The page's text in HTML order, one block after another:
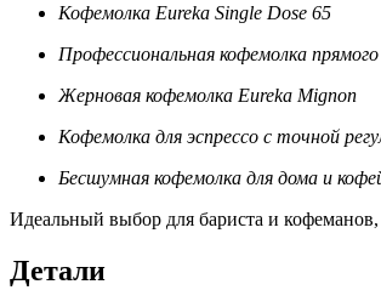
Кофемолка Eureka Single Dose 65
Профессиональная кофемолка
Жерновая кофемолка Eureka Mignon
Кофемолка для эспрессо с точной
Бесшумная кофемолка для дома и
Идеальный выбор для бариста и
Детали